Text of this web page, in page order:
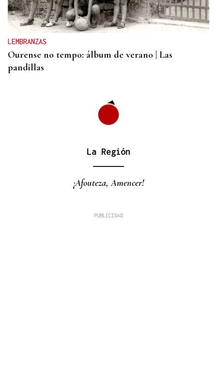
LEMBRANZAS
Ourense no tempo: álbum de verano | Las
pandillas
La Región
¡Afouteza, Amencer!